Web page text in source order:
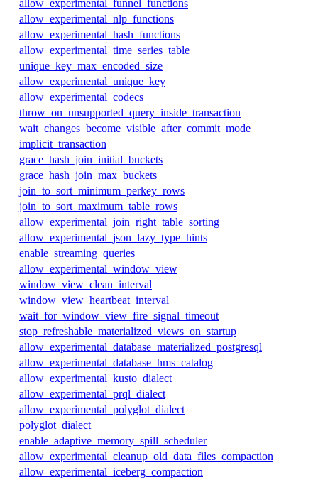
allow_experimental_funnel_functions
allow_experimental_nlp_functions
allow_experimental_hash_functions
allow_experimental_time_series_table
unique_key_max_encoded_size
allow_experimental_unique_key
allow_experimental_codecs
throw_on_unsupported_query_inside_transaction
wait_changes_become_visible_after_commit_mode
implicit_transaction
grace_hash_join_initial_buckets
grace_hash_join_max_buckets
join_to_sort_minimum_perkey_rows
join_to_sort_maximum_table_rows
allow_experimental_join_right_table_sorting
allow_experimental_json_lazy_type_hints
enable_streaming_queries
allow_experimental_window_view
window_view_clean_interval
window_view_heartbeat_interval
wait_for_window_view_fire_signal_timeout
stop_refreshable_materialized_views_on_startup
allow_experimental_database_materialized_postgresql
allow_experimental_database_hms_catalog
allow_experimental_kusto_dialect
allow_experimental_prql_dialect
allow_experimental_polyglot_dialect
polyglot_dialect
enable_adaptive_memory_spill_scheduler
allow_experimental_cleanup_old_data_files_compaction
allow_experimental_iceberg_compaction